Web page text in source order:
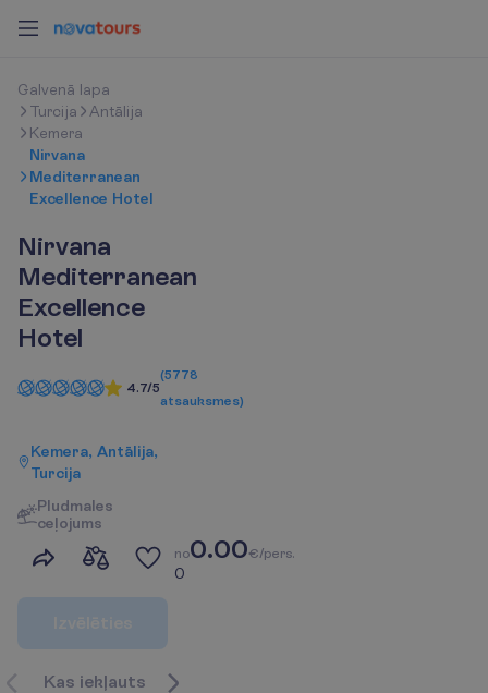
Galvenā lapa
Turcija
Antālija
Kemera
Nirvana
Mediterranean
Excellence Hotel
Nirvana
Mediterranean
Excellence
Hotel
4.7/5
(5778
atsauksmes)
Kemera, Antālija,
Turcija
Pludmales
ceļojums
no0.00€/pers.
0
Kas iekļauts ar